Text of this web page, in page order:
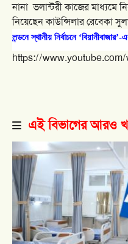
নানা ভলান্টরী কাজের
নিয়েছেন কাউন্সিলার রেবেকা
লন্ডনে স্থানীয় নির্বাচনে
https://
এই বিভাগের আরও